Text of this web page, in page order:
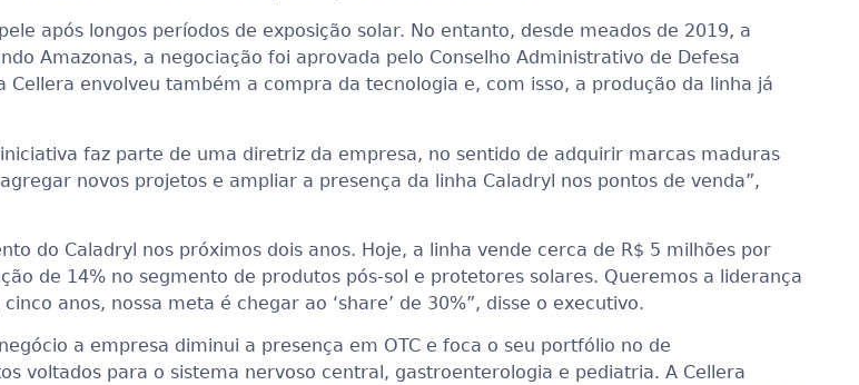
após longos períodos de exposição solar. No entanto, desde meados de 2019, a
Amazonas, a negociação foi aprovada pelo Conselho Administrativo de Defesa
Cellera envolveu também a compra da tecnologia e, com isso, a produção da linha já
faz parte de uma diretriz da empresa, no sentido de adquirir marcas maduras
novos projetos e ampliar a presença da linha Caladryl nos pontos de venda”,
do Caladryl nos próximos dois anos. Hoje, a linha vende cerca de R$ 5 milhões por
de 14% no segmento de produtos pós-sol e protetores solares. Queremos a liderança
anos, nossa meta é chegar ao ‘share’ de 30%”, disse o executivo.
a empresa diminui a presença em OTC e foca o seu portfólio no de
voltados para o sistema nervoso central, gastroenterologia e pediatria. A Cellera